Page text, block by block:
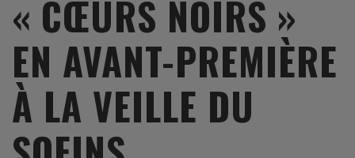
« CŒURS NOIRS »
EN AVANT-PREMIÈRE
À LA VEILLE DU